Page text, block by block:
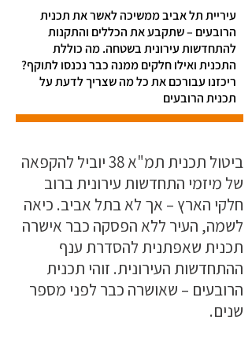
עיריית תל אביב ממשיכה לאשר את תכנית
הרובעים – שתקבע את הכללים והתקנות
להתחדשות עירונית בשטחה. מה כוללת
התכנית ואילו חלקים ממנה כבר נכנסו לתוקף?
ריכזנו עבורכם את כל מה שצריך לדעת על
תכנית הרובעים
ביטול תכנית תמ"א 38 יוביל להקפאה
של מיזמי התחדשות עירונית ברוב
חלקי הארץ – אך לא בתל אביב. כיאה
לשמה, העיר ללא הפסקה כבר אישרה
תכנית שאפתנית להסדרת ענף
ההתחדשות העירונית. זוהי תכנית
הרובעים – שאושרה כבר לפני מספר
שנים.